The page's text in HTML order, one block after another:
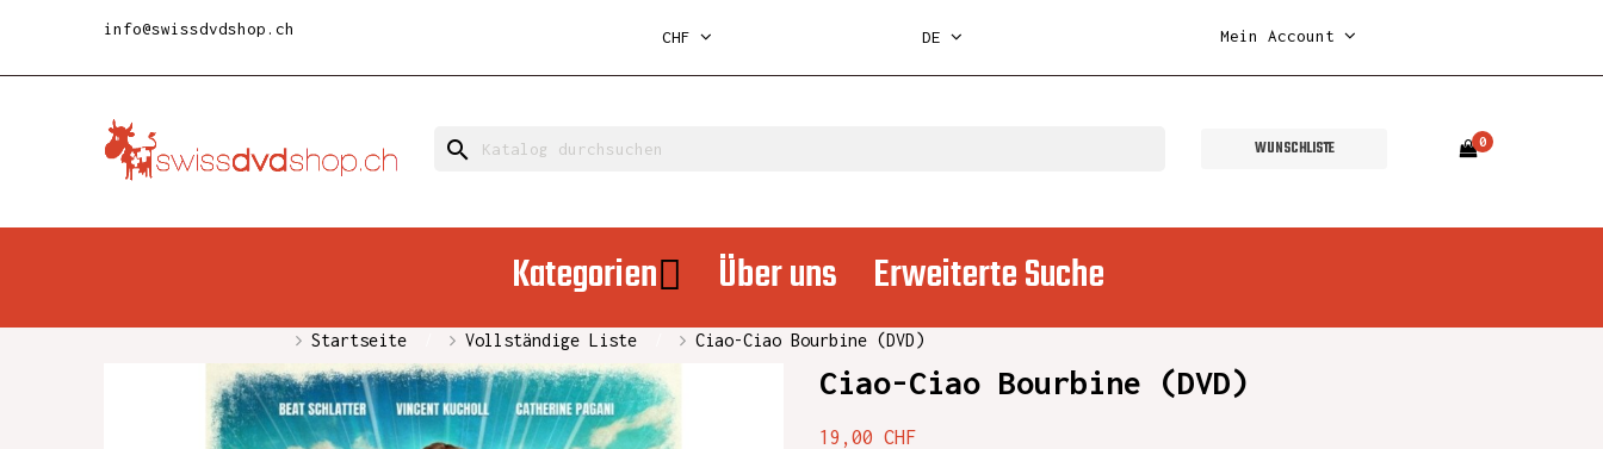
info@swissdvdshop.ch CHF DE Mein Account
search WUNSCHLISTE 0
Kategorien Über uns Erweiterte Suche
Startseite Vollständige Liste Ciao-Ciao Bourbine (DVD)
Ciao-Ciao Bourbine (DVD)
19,00 CHF